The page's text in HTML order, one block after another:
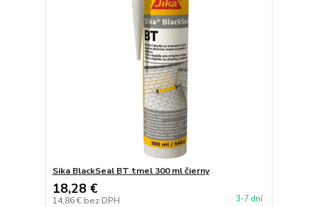
Sika BlackSeal BT tmel 300 ml čierny
18,28 €
14,86 € bez DPH 3-7 dní